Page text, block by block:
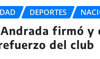
DEPORTES
firmó y
del club